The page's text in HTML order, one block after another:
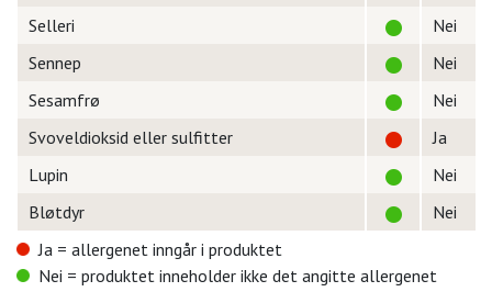
Selleri
Nei
Sennep
Nei
Sesamfrø
Nei
Svoveldioksid eller sulfitter
Ja
Lupin
Nei
Bløtdyr
Nei
Ja = allergenet inngår i produktet
Nei = produktet inneholder ikke det angitte allergenet